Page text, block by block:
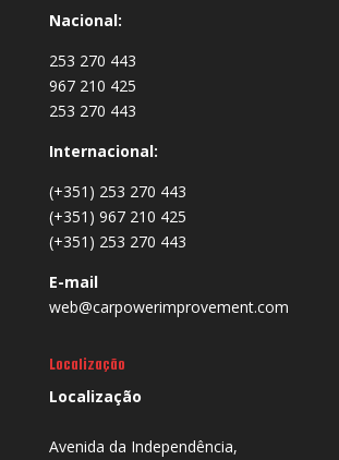
Nacional:
253 270 443
967 210 425
253 270 443
Internacional:
(+351) 253 270 443
(+351) 967 210 425
(+351) 253 270 443
E-mail
web@carpowerimprovement.com
Localização
Localização
Avenida da Independência,